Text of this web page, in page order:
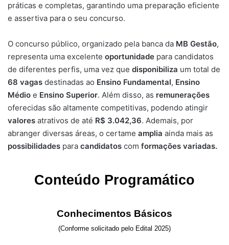
práticas e completas, garantindo uma preparação eficiente
e assertiva para o seu concurso.
O concurso público, organizado pela banca da MB Gestão,
representa uma excelente oportunidade para candidatos
de diferentes perfis, uma vez que disponibiliza um total de
68 vagas destinadas ao Ensino Fundamental, Ensino
Médio e Ensino Superior. Além disso, as remunerações
oferecidas são altamente competitivas, podendo atingir
valores atrativos de até R$ 3.042,36. Ademais, por
abranger diversas áreas, o certame amplia ainda mais as
possibilidades para candidatos com formações variadas.
Conteúdo Programático
Conhecimentos Básicos
(Conforme solicitado pelo Edital 2025)